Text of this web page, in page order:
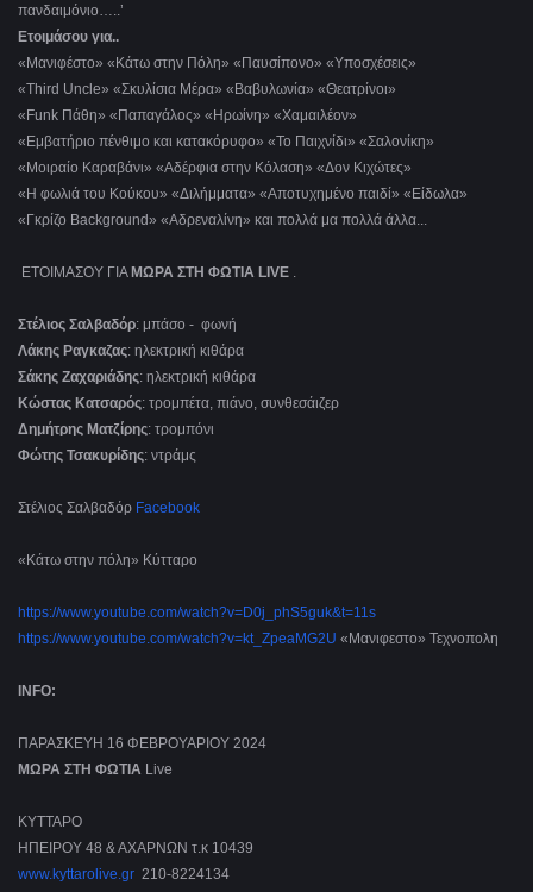
πανδαιμόνιο…..’
Ετοιμάσου για..
«Μανιφέστο» «Κάτω στην Πόλη» «Παυσίπονο» «Υποσχέσεις»
«Third Uncle» «Σκυλίσια Μέρα» «Βαβυλωνία» «Θεατρίνοι»
«Funk Πάθη» «Παπαγάλος» «Ηρωίνη» «Χαμαιλέον»
«Εμβατήριο πένθιμο και κατακόρυφο» «Το Παιχνίδι» «Σαλονίκη»
«Μοιραίο Καραβάνι» «Αδέρφια στην Κόλαση» «Δον Κιχώτες»
«Η φωλιά του Κούκου» «Διλήμματα» «Αποτυχημένο παιδί» «Είδωλα»
«Γκρίζο Background» «Αδρεναλίνη» και πολλά μα πολλά άλλα...
ΕΤΟΙΜΑΣΟΥ ΓΙΑ ΜΩΡΑ ΣΤΗ ΦΩΤΙΑ LIVE .
Στέλιος Σαλβαδόρ: μπάσο - φωνή
Λάκης Ραγκαζας: ηλεκτρική κιθάρα
Σάκης Ζαχαριάδης: ηλεκτρική κιθάρα
Κώστας Κατσαρός: τρομπέτα, πιάνο, συνθεσάιζερ
Δημήτρης Ματζίρης: τρομπόνι
Φώτης Τσακυρίδης: ντράμς
Στέλιος Σαλβαδόρ Facebook
«Κάτω στην πόλη» Κύτταρο
https://www.youtube.com/watch?v=D0j_phS5guk&t=11s
https://www.youtube.com/watch?v=kt_ZpeaMG2U «Μανιφεστο» Τεχνοπολη
INFO:
ΠΑΡΑΣΚΕΥΗ 16 ΦΕΒΡΟΥΑΡΙΟΥ 2024
ΜΩΡΑ ΣΤΗ ΦΩΤΙΑ Live
ΚΥΤΤΑΡΟ
ΗΠΕΙΡΟΥ 48 & ΑΧΑΡΝΩΝ τ.κ 10439
www.kyttarolive.gr 210-8224134